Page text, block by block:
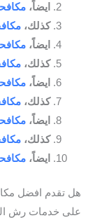
ايضاً،
كذلك،
ايضاً،
كذلك،
ايضاً،
كذلك،
ايضاً،
كذلك،
ايضاً،
هل تقدم افضل
على خدمات رش